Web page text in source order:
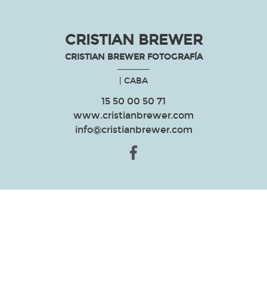
CRISTIAN BREWER
CRISTIAN BREWER FOTOGRAFÍA
| CABA
15 50 00 50 71
www.cristianbrewer.com
info@cristianbrewer.com